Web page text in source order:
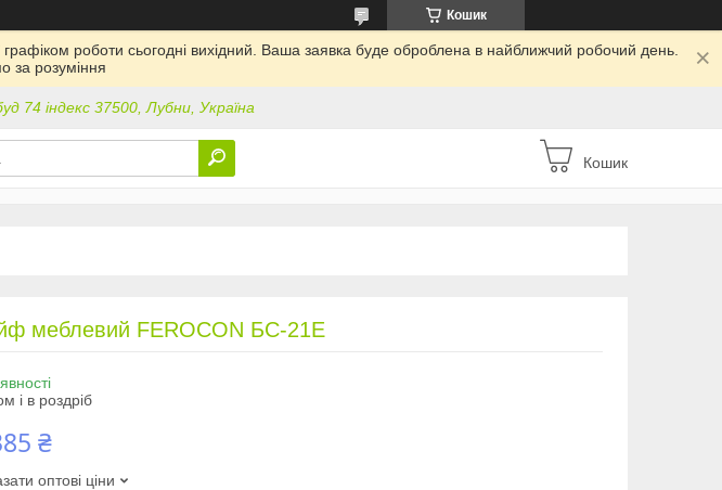
Кошик
роботи сьогодні вихідний. Ваша заявка буде оброблена в найближчий робочий день.
за розуміння
74 індекс 37500, Лубни, Україна
Кошик
меблевий FEROCON БС-21Е
і в роздріб
₴
оптові ціни